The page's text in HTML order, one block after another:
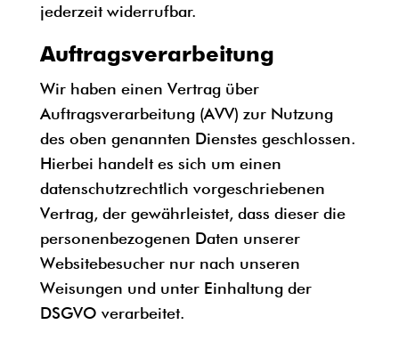
jederzeit widerrufbar.
Auftragsverarbeitung
Wir haben einen Vertrag über
Auftragsverarbeitung (AVV) zur Nutzung
des oben genannten Dienstes geschlossen.
Hierbei handelt es sich um einen
datenschutzrechtlich vorgeschriebenen
Vertrag, der gewährleistet, dass dieser die
personenbezogenen Daten unserer
Websitebesucher nur nach unseren
Weisungen und unter Einhaltung der
DSGVO verarbeitet.